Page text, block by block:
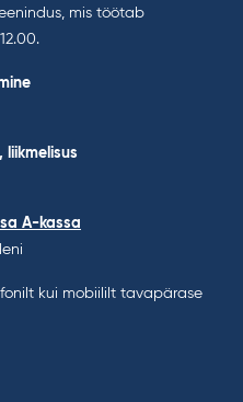
mis töötab
liikmelisus
A-kassa
kui mobiililt tavapärase